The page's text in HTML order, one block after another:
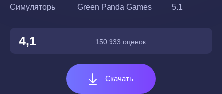
Симуляторы
Green Panda Games
5.1
4,1 150 933 оценок
Скачать